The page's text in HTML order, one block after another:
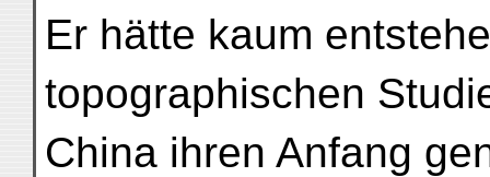
Er hätte kaum
topographischen
China ihren Anfang